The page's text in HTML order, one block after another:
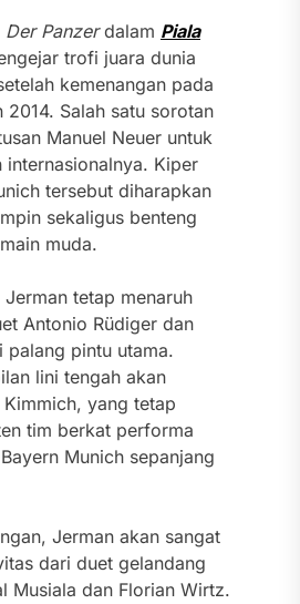
Der Panzerdalam Piala
trofi juara dunia
kemenangan pada
2014. Salah satu sorotan
Manuel Neuer untuk
internasionalnya. Kiper
tersebut diharapkan
sekaligus benteng
muda.
tetap menaruh
Antonio Rüdiger dan
palang pintu utama.
lini tengah akan
yang tetap
tim berkat performa
Munich sepanjang
Jerman akan sangat
dari duet gelandang
Musiala dan Florian Wirtz.